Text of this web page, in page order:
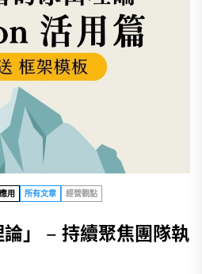
用 所有文章 經營觀點
」 – 持續聚焦團隊執